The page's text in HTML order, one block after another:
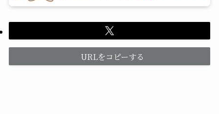
URLをコピーする